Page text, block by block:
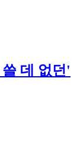
데 없던'